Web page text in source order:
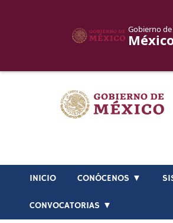
Gobierno de
INICIO CONÓCENOS ▼
CONVOCATORIAS ▼